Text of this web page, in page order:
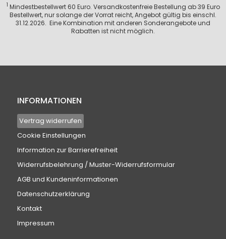
1 Mindestbestellwert 60 Euro. Versandkostenfreie Bestellung ab 39 Euro
Bestellwert, nur solange der Vorrat reicht, Angebot gültig bis einschl.
31.12.2026. Eine Kombination mit anderen Sonderangebote und
Rabatten ist nicht möglich.
INFORMATIONEN
Vertrag widerrufen
Cookie Einstellungen
Information zur Barrierefreiheit
Widerrufsbelehrung / Muster-Widerrufsformular
AGB und Kundeninformationen
Datenschutzerklärung
Kontakt
Impressum